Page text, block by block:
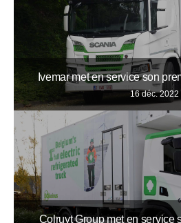
Ivemar met en service son
16 déc. 2022
Colruyt Group met en service